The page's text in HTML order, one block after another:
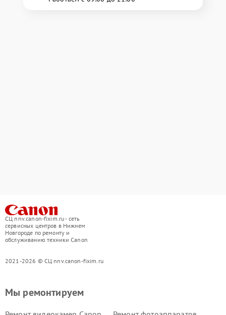
СЦ nnv.canon-fixim.ru - сеть
сервисных центров в Нижнем
Новгороде по ремонту и
обслуживанию техники Canon
2021-2026 © СЦ nnv.canon-fixim.ru
Мы ремонтируем